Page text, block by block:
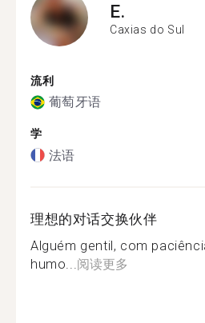
E.
Caxias do Sul
流利
葡萄牙语
学
法语
理想的对话交换伙伴
Alguém gentil, com
humo... 阅读更多